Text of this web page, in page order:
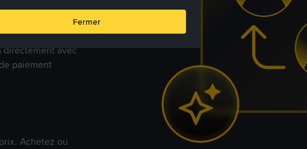
Binance P2P
Les utilisateurs
directement avec
paiement
Achetez ou
Fermer